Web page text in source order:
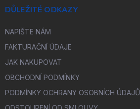
DŮLEŽITÉ ODKAZY
NAPIŠTE NÁM
FAKTURAČNÍ ÚDAJE
JAK NAKUPOVAT
OBCHODNÍ PODMÍNKY
PODMÍNKY OCHRANY OSOBNÍCH ÚDAJŮ